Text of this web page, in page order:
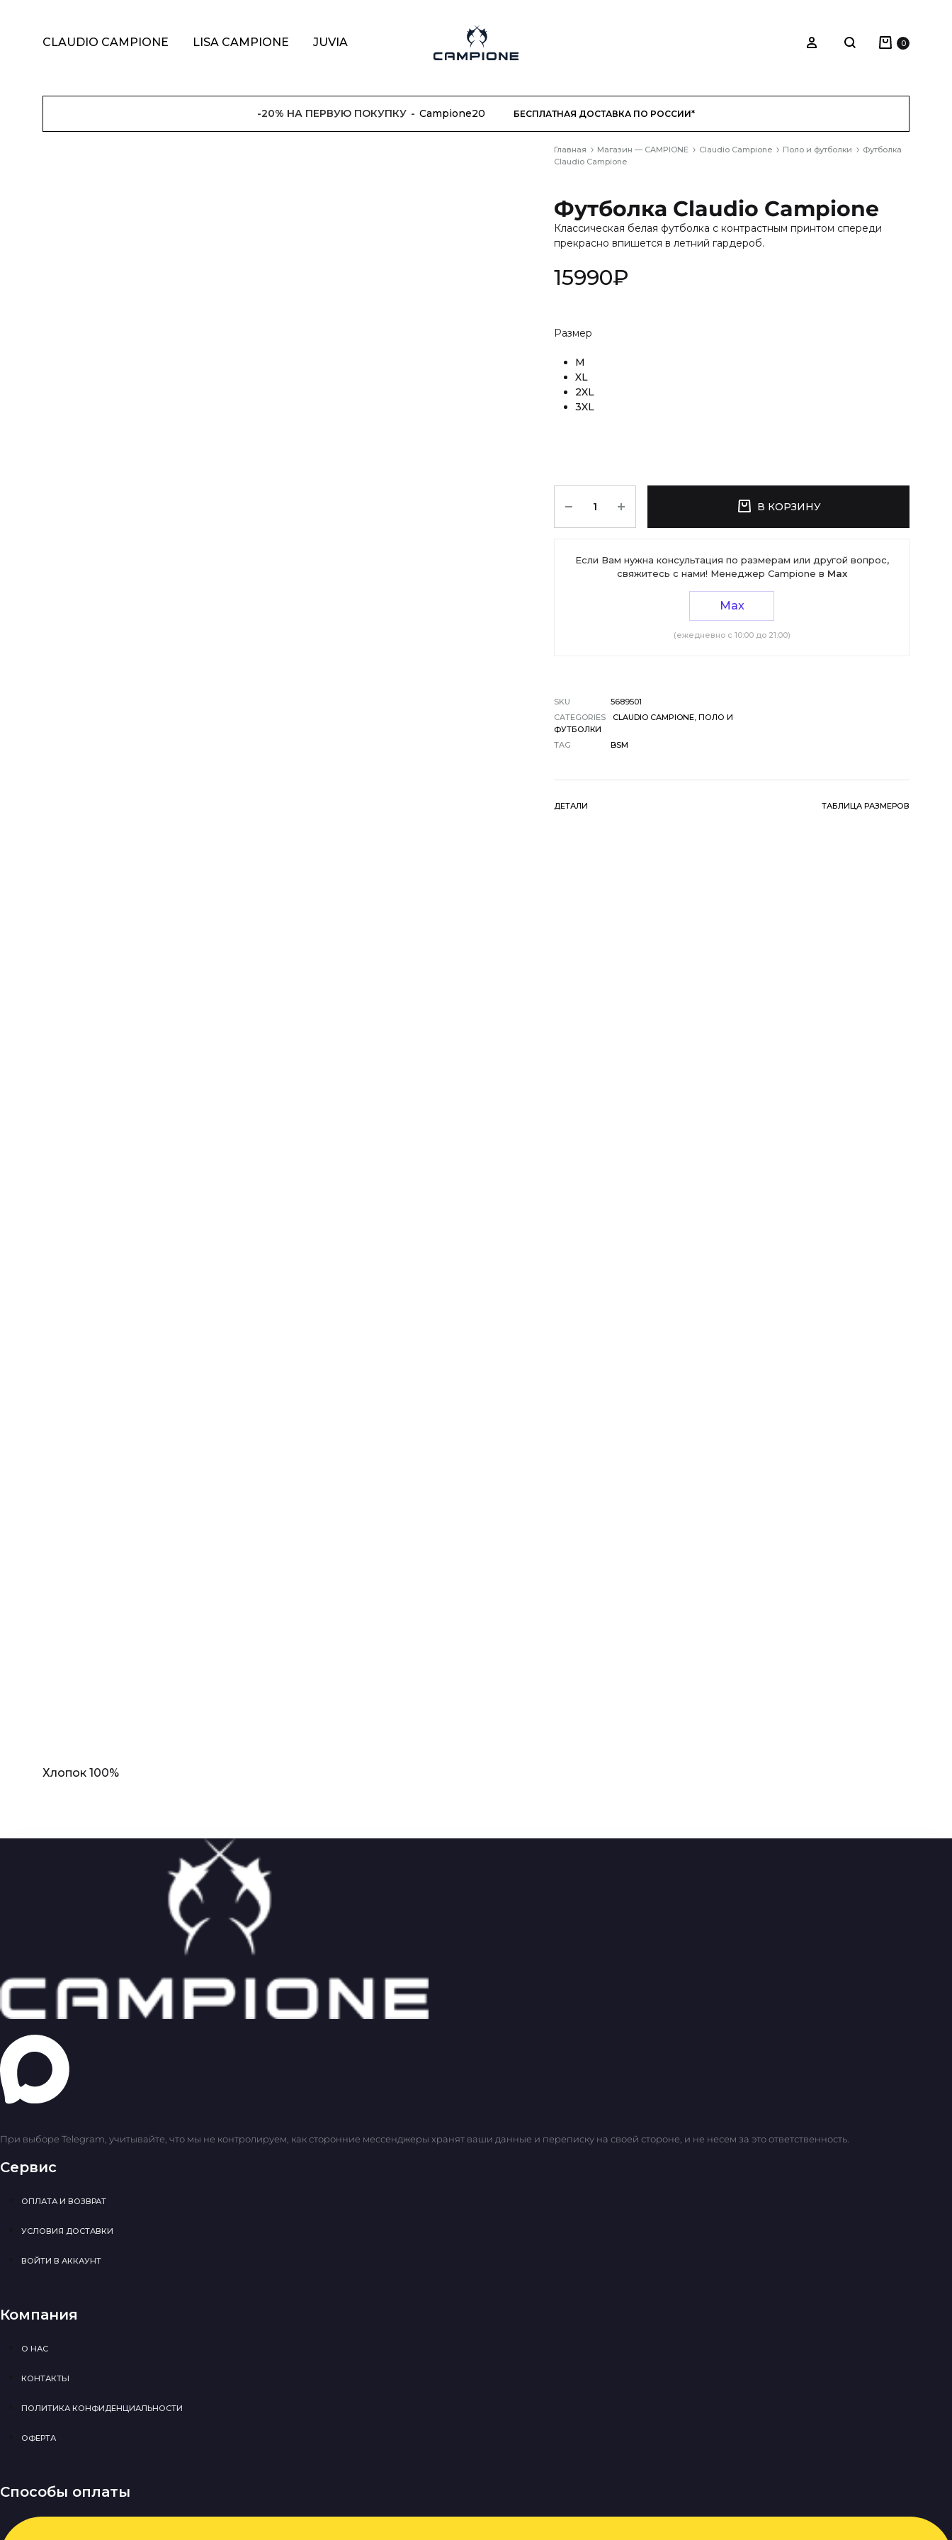
CLAUDIO CAMPIONE LISA CAMPIONE
JUVIA
Войти
Search
Корзина
0
-20% НА ПЕРВУЮ ПОКУПКУ Campione20 БЕСПЛАТНАЯ ДОСТАВКА ПО РОССИИ*
Главная Магазин — CAMPIONE Claudio Campione Поло и футболки
Футболка
Claudio Campione
Футболка Claudio Campione
Классическая белая футболка с контрастным принтом спереди
прекрасно впишется в летний гардероб.
15990₽
Размер
M
XL
2XL
3XL
В КОРЗИНУ
Если Вам нужна консультация по размерам или другой вопрос,
свяжитесь с нами! Менеджер Campione в Max
Max
(ежедневно с 10:00 до 21:00)
SKU
5689501
CATEGORIES
CLAUDIO CAMPIONE, ПОЛО И
ФУТБОЛКИ
TAG
BSM
ДЕТАЛИ ТАБЛИЦА РАЗМЕРОВ
Хлопок 100%
При выборе Telegram, учитывайте, что мы не контролируем, как сторонние мессенджеры хранят ваши данные и переписку на своей стороне, и не несем за это ответственность.
Сервис
ОПЛАТА И ВОЗВРАТ
УСЛОВИЯ ДОСТАВКИ
ВОЙТИ В АККАУНТ
Компания
О НАС
КОНТАКТЫ
ПОЛИТИКА КОНФИДЕНЦИАЛЬНОСТИ
ОФЕРТА
Способы оплаты